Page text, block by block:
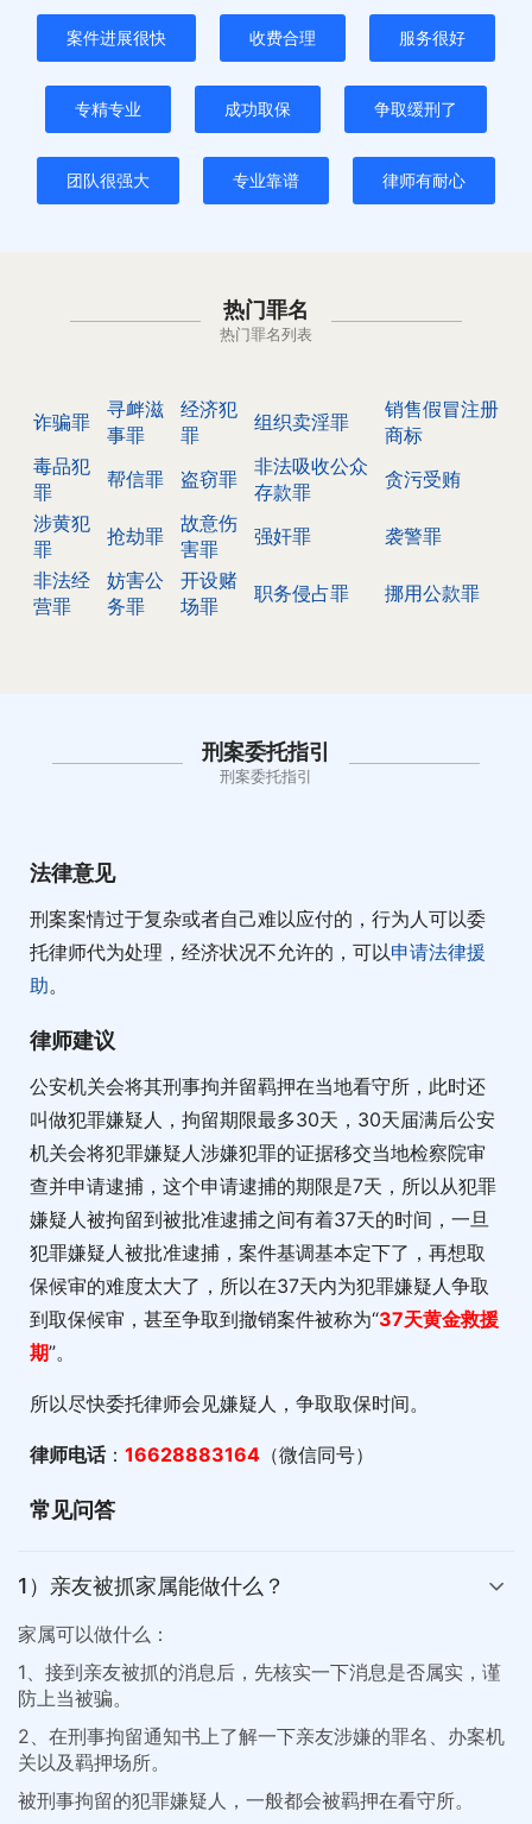
案件进展很快 收费合理 服务很好
专精专业 成功取保 争取缓刑了
团队很强大 专业靠谱 律师有耐心
热门罪名
热门罪名列表
诈骗罪
寻衅滋
事罪
经济犯
罪
组织卖淫罪
销售假冒注册
商标
毒品犯
罪
帮信罪 盗窃罪
非法吸收公众
存款罪
贪污受贿
涉黄犯
罪
抢劫罪
故意伤
害罪
强奸罪
袭警罪
非法经
营罪
妨害公
务罪
开设赌
场罪
职务侵占罪 挪用公款罪
刑案委托指引
刑案委托指引
法律意见
刑案案情过于复杂或者自己难以应付的，行为人可以委
托律师代为处理，经济状况不允许的，可以申请法律援
助。
律师建议
公安机关会将其刑事拘并留羁押在当地看守所，此时还
叫做犯罪嫌疑人，拘留期限最多30天，30天届满后公安
机关会将犯罪嫌疑人涉嫌犯罪的证据移交当地检察院审
查并申请逮捕，这个申请逮捕的期限是7天，所以从犯罪
嫌疑人被拘留到被批准逮捕之间有着37天的时间，一旦
犯罪嫌疑人被批准逮捕，案件基调基本定下了，再想取
保候审的难度太大了，所以在37天内为犯罪嫌疑人争取
到取保候审，甚至争取到撤销案件被称为“37天黄金救援
期”。
所以尽快委托律师会见嫌疑人，争取取保时间。
律师电话： 16628883164 （微信同号）
常见问答
1）亲友被抓家属能做什么？
家属可以做什么：
1、接到亲友被抓的消息后，先核实一下消息是否属实，谨
防上当被骗。
2、在刑事拘留通知书上了解一下亲友涉嫌的罪名、办案机
关以及羁押场所。
被刑事拘留的犯罪嫌疑人，一般都会被羁押在看守所。